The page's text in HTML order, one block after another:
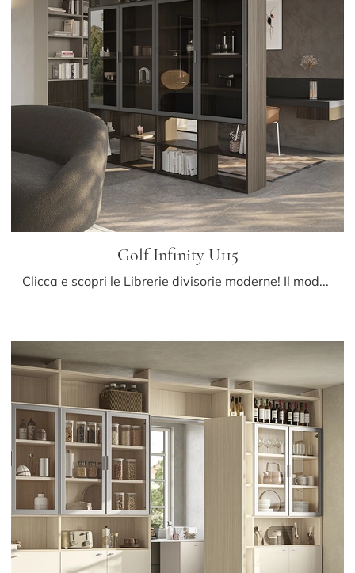
Golf Infinity U115
Clicca e scopri le Librerie divisorie moderne! Il modello Golf Infinity U115 Colombini Casa saprà ultimare un living pratico e operativo.